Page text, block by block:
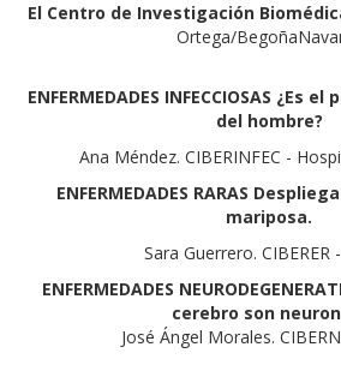
El Centro de Investigación
Ortega/
ENFERMEDADES INFECCIOSAS ¿Es
del hombre?
Ana Méndez. CIBERINFEC -
ENFERMEDADES RARAS
mariposa.
Sara Guerrero. CIBERER
ENFERMEDADES
cerebro son
José Ángel Morales.